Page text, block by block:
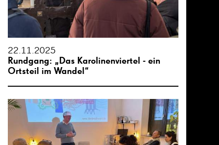
22.11.2025
Rundgang: „Das Karolinenviertel - ein
Ortsteil im Wandel“